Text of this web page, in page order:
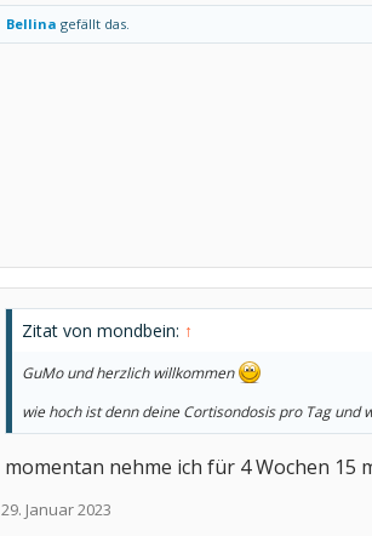
Bellina gefällt das.
Zitat von mondbein: ↑
GuMo und herzlich willkommen
wie hoch ist denn deine Cortisondosis pro Tag und
momentan nehme ich für 4 Wochen 15
29. Januar 2023